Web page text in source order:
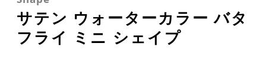
サテン ウォーターカラー バタ
フライ ミニ シェイプ